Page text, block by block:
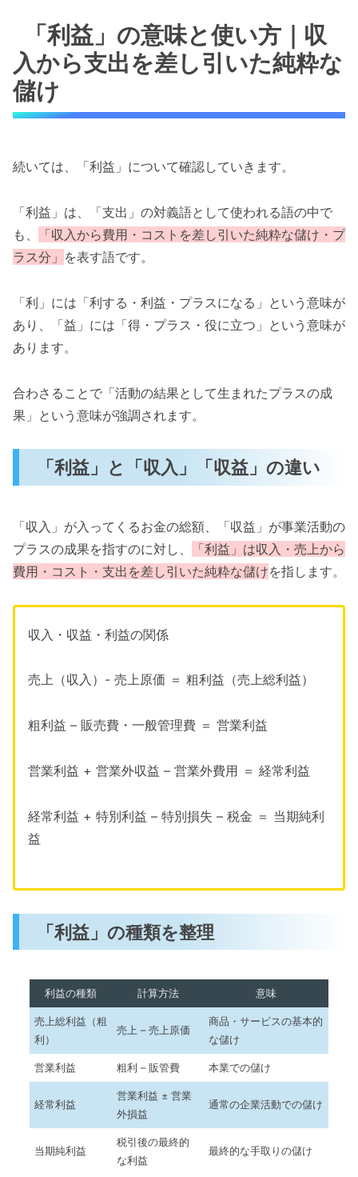
「利益」の意味と使い方｜収
入から支出を差し引いた純粋な
儲け
続いては、「利益」について確認していきます。
「利益」は、「支出」の対義語として使われる語の中で
も、
「収入から費用・コストを差し引いた純粋な儲け・プ
ラス分」 を表す語です。
「利」には「利する・利益・プラスになる」という意味が
あり、「益」には「得・プラス・役に立つ」という意味が
あります。
合わさることで「活動の結果として生まれたプラスの成
果」という意味が強調されます。
「利益」と「収入」「収益」の違い
「収入」が入ってくるお金の総額、「収益」が事業活動の
プラスの成果を指すのに対し、
「利益」は収入・売上から
費用・コスト・支出を差し引いた純粋な儲けを指します。
収入・収益・利益の関係
売上（収入）- 売上原価 ＝ 粗利益（売上総利益）
粗利益 – 販売費・一般管理費 ＝ 営業利益
営業利益 + 営業外収益 – 営業外費用 ＝ 経常利益
経常利益 + 特別利益 – 特別損失 – 税金 ＝ 当期純利
益
「利益」の種類を整理
利益の種類 計算方法 意味
売上総利益（粗
利）
売上 – 売上原価
商品・サービスの基本的
な儲け
営業利益 粗利 – 販管費 本業での儲け
経常利益
営業利益 ± 営業
外損益
通常の企業活動での儲け
当期純利益
税引後の最終的
な利益
最終的な手取りの儲け